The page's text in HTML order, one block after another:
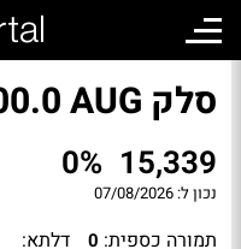
סלק P 4700.0 AUG
15,339
0%
נכון ל: 07/08/2026
תמורה כספית: 0 דלתא: